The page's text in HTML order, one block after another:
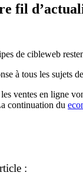
fil
de cibleweb
à tous les sujets
ventes en ligne
continuation du
: